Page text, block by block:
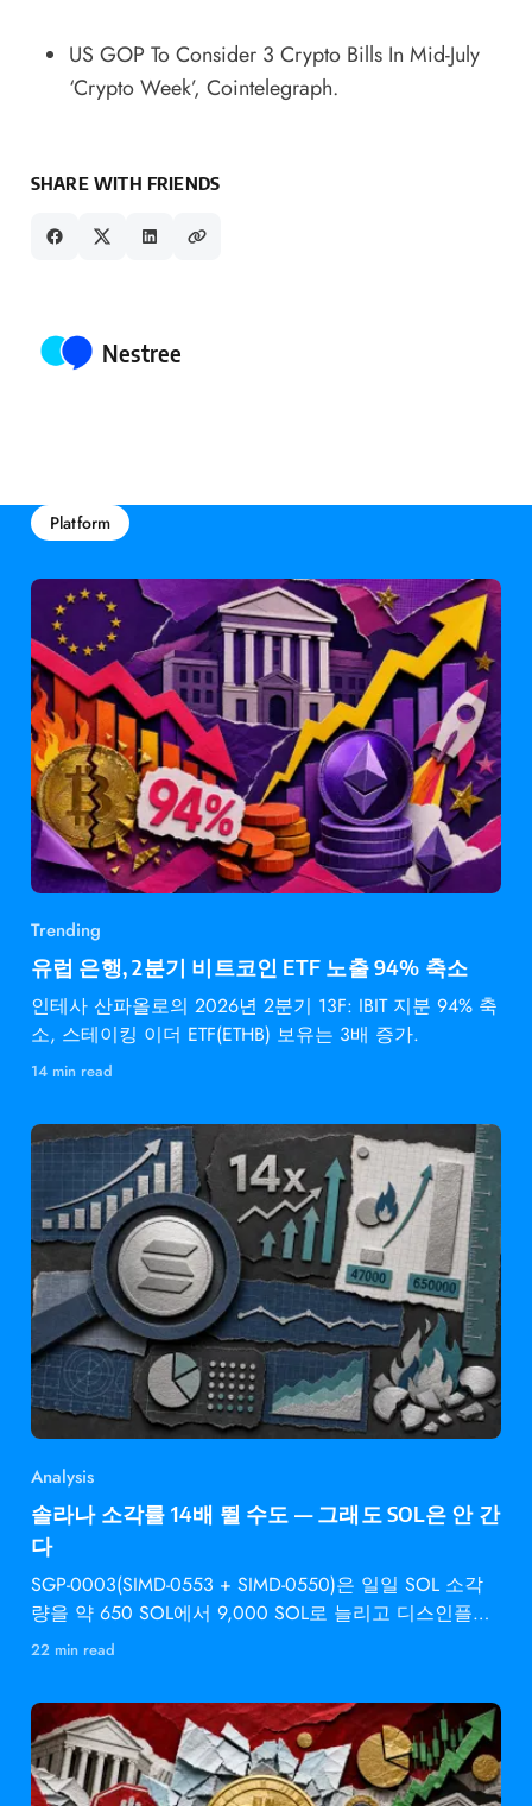
US GOP To Consider 3 Crypto Bills In Mid-July
‘Crypto Week’, Cointelegraph.
SHARE WITH FRIENDS
Posted by
Nestree
Platform
Trending
유럽 은행, 2분기 비트코인 ETF 노출 94% 축소
인테사 산파올로의 2026년 2분기 13F: IBIT 지분 94% 축
소, 스테이킹 이더 ETF(ETHB) 보유는 3배 증가.
14 min read
Analysis
솔라나 소각률 14배 뛸 수도 — 그래도 SOL은 안 간
다
SGP-0003(SIMD-0553 + SIMD-0550)은 일일 SOL 소각
량을 약 650 SOL에서 9,000 SOL로 늘리고 디스인플레
이션 속도를 2배로 높입니다 —
22 min read